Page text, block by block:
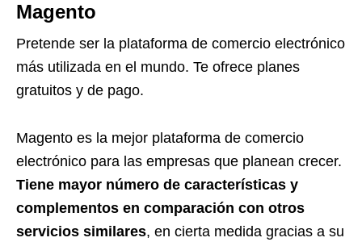
Magento
Pretende ser la plataforma de comercio electrónico
más utilizada en el mundo. Te ofrece planes
gratuitos y de pago.
Magento es la mejor plataforma de comercio
electrónico para las empresas que planean crecer.
Tiene mayor número de características y
complementos en comparación con otros
servicios similares, en cierta medida gracias a su